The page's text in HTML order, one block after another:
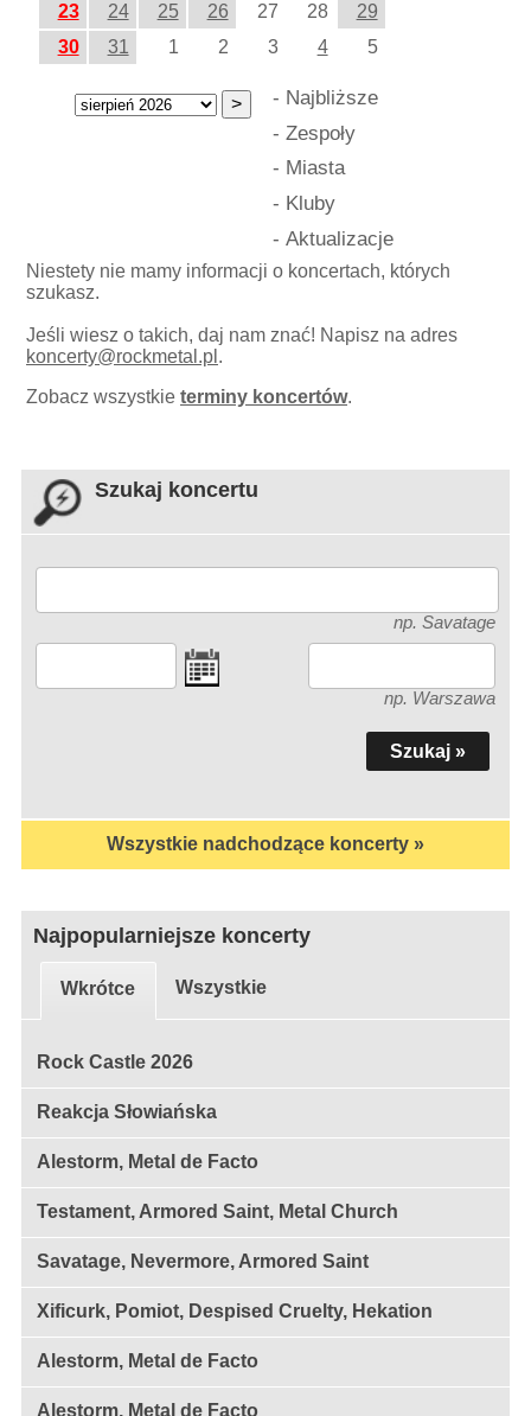
23
24 25 26 27 28
29
30
31 1 2 3 4 5
- Najbliższe
- Zespoły
- Miasta
- Kluby
- Aktualizacje
Niestety nie mamy informacji o koncertach, których
szukasz.
Jeśli wiesz o takich, daj nam znać! Napisz na adres
koncerty@rockmetal.pl .
Zobacz wszystkieterminy koncertów.
Szukaj koncertu
np. Savatage
np. Warszawa
Wszystkie nadchodzące koncerty »
Najpopularniejsze koncerty
Wkrótce Wszystkie
Rock Castle 2026
Reakcja Słowiańska
Alestorm, Metal de Facto
Testament, Armored Saint, Metal Church
Savatage, Nevermore, Armored Saint
Xificurk, Pomiot, Despised Cruelty, Hekation
Alestorm, Metal de Facto
Alestorm, Metal de Facto